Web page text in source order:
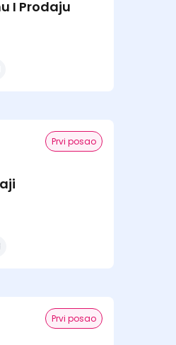
I Prodaju
Prvi posao
Prvi posao